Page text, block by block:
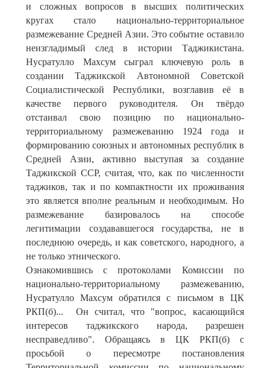
и сложных вопросов в высших политических
кругах стало национально-территориальное
размежевание Средней Азии. Это событие оставило
неизгладимый след в истории Таджикистана.
Нусратулло Махсум сыграл ключевую роль в
создании Таджикской Автономной Советской
Социалистической Республики, возглавив её в
качестве первого руководителя. Он твёрдо
отстаивал свою позицию по национально-
территориальному размежеванию 1924 года и
формированию союзных и автономных республик в
Средней Азии, активно выступая за создание
Таджикской ССР, считая, что, как по численности
таджиков, так и по компактности их проживания
это является вполне реальным и необходимым. Но
размежевание базировалось на способе
легитимации создававшегося государства, не в
последнюю очередь, и как советского, народного, а
не только этнического.
Ознакомившись с протоколами Комиссии по
национально-территориальному размежеванию,
Нусратулло Махсум обратился с письмом в ЦК
РКП(б)... Он считал, что "вопрос, касающийся
интересов таджикского народа, разрешен
несправедливо". Обращаясь в ЦК РКП(б) с
просьбой о пересмотре постановления